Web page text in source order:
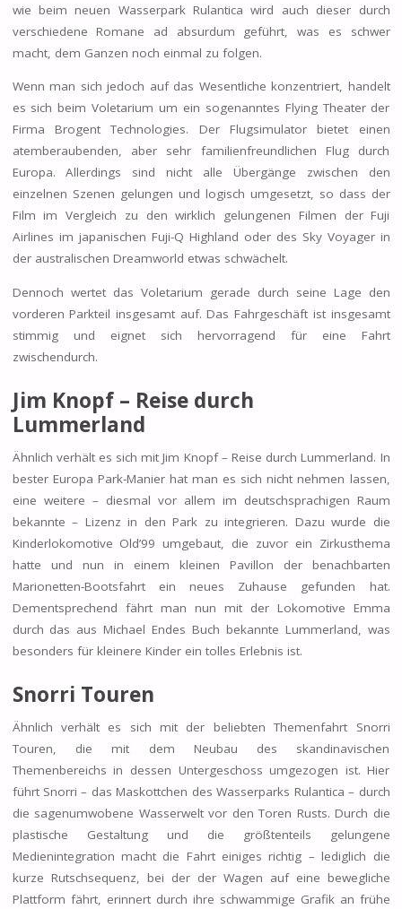
wie beim neuen Wasserpark Rulantica wird auch dieser durch
verschiedene Romane ad absurdum geführt, was es schwer
macht, dem Ganzen noch einmal zu folgen.
Wenn man sich jedoch auf das Wesentliche konzentriert, handelt
es sich beim Voletarium um ein sogenanntes Flying Theater der
Firma Brogent Technologies. Der Flugsimulator bietet einen
atemberaubenden, aber sehr familienfreundlichen Flug durch
Europa. Allerdings sind nicht alle Übergänge zwischen den
einzelnen Szenen gelungen und logisch umgesetzt, so dass der
Film im Vergleich zu den wirklich gelungenen Filmen der Fuji
Airlines im japanischen Fuji-Q Highland oder des Sky Voyager in
der australischen Dreamworld etwas schwächelt.
Dennoch wertet das Voletarium gerade durch seine Lage den
vorderen Parkteil insgesamt auf. Das Fahrgeschäft ist insgesamt
stimmig und eignet sich hervorragend für eine Fahrt
zwischendurch.
Jim Knopf – Reise durch
Lummerland
Ähnlich verhält es sich mit Jim Knopf – Reise durch Lummerland. In
bester Europa Park-Manier hat man es sich nicht nehmen lassen,
eine weitere – diesmal vor allem im deutschsprachigen Raum
bekannte – Lizenz in den Park zu integrieren. Dazu wurde die
Kinderlokomotive Old’99 umgebaut, die zuvor ein Zirkusthema
hatte und nun in einem kleinen Pavillon der benachbarten
Marionetten-Bootsfahrt ein neues Zuhause gefunden hat.
Dementsprechend fährt man nun mit der Lokomotive Emma
durch das aus Michael Endes Buch bekannte Lummerland, was
besonders für kleinere Kinder ein tolles Erlebnis ist.
Snorri Touren
Ähnlich verhält es sich mit der beliebten Themenfahrt Snorri
Touren, die mit dem Neubau des skandinavischen
Themenbereichs in dessen Untergeschoss umgezogen ist. Hier
führt Snorri – das Maskottchen des Wasserparks Rulantica – durch
die sagenumwobene Wasserwelt vor den Toren Rusts. Durch die
plastische Gestaltung und die größtenteils gelungene
Medienintegration macht die Fahrt einiges richtig – lediglich die
kurze Rutschsequenz, bei der der Wagen auf eine bewegliche
Plattform fährt, erinnert durch ihre schwammige Grafik an frühe